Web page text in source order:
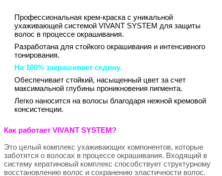
Профессиональная крем-краска с уникальной
ухаживающей системой VIVANT SYSTEM для защиты
волос в процессе окрашивания.
Разработана для стойкого окрашивания и интенсивного
тонирования.
На 100% закрашивает седину.
Обеспечивает стойкий, насыщенный цвет за счет
максимальной глубины проникновения пигмента.
Легко наносится на волосы благодаря нежной кремовой
консистенции.
Как работает VIVANT SYSTEM?
Это целый комплекс ухаживающих компонентов, которые
заботятся о волосах в процессе окрашивания. Входящий в
систему кератиновый комплекс способствует структурному
восстановлению волос и сохранению эластичности волос.